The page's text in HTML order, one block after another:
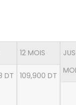
DT
12 MOIS
109,900 DT